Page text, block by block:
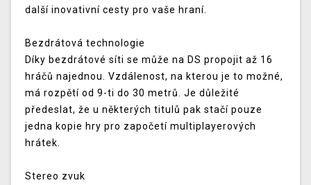
další inovativní cesty pro vaše hraní.
Bezdrátová technologie
Díky bezdrátové síti se může na DS propojit až 16
hráčů najednou. Vzdálenost, na kterou je to možné,
má rozpětí od 9-ti do 30 metrů. Je důležité
předeslat, že u některých titulů pak stačí pouze
jedna kopie hry pro započetí multiplayerových
hrátek.
Stereo zvuk